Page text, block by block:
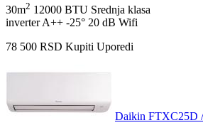
30m2 12000 BTU Srednja klasa
inverterA++ -25° 20 dB Wifi
78 500 RSD Kupiti Uporedi
Daikin FTXC25D